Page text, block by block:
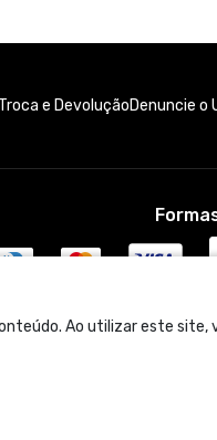
Ao utilizar este site,
e DevoluçãoDenuncie o